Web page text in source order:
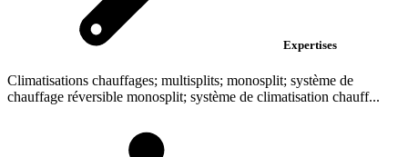
Expertises
Climatisations chauffages; multisplits; monosplit; système de
chauffage réversible monosplit; système de climatisation chauff...